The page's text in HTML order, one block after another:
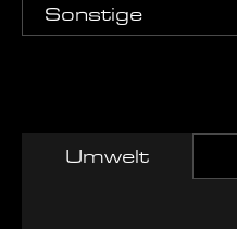
Sonstige
Umwelt